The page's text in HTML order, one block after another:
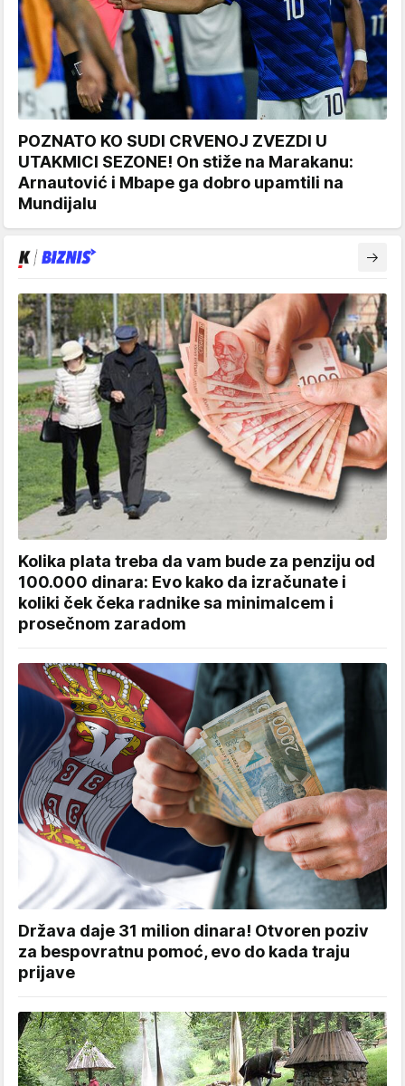
POZNATO KO SUDI CRVENOJ ZVEZDI U
UTAKMICI SEZONE! On stiže na Marakanu:
Arnautović i Mbape ga dobro upamtili na
Mundijalu
Kolika plata treba da vam bude za penziju od
100.000 dinara: Evo kako da izračunate i
koliki ček čeka radnike sa minimalcem i
prosečnom zaradom
Država daje 31 milion dinara! Otvoren poziv
za bespovratnu pomoć, evo do kada traju
prijave